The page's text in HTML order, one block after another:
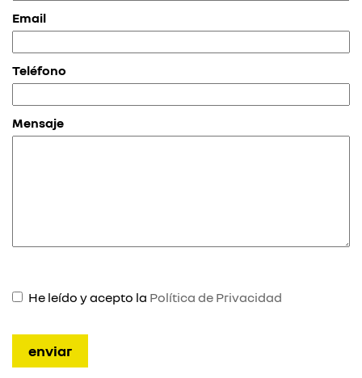
Email
Teléfono
Mensaje
He leído y acepto la Política de Privacidad